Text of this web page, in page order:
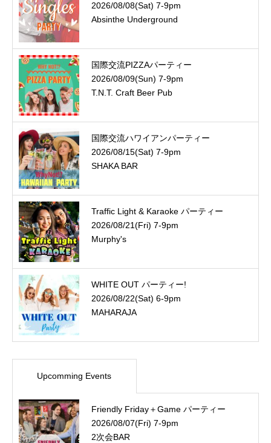
2026/08/08(Sat) 7-9pm
Absinthe Underground
国際交流PIZZAパーティー
2026/08/09(Sun) 7-9pm
T.N.T. Craft Beer Pub
国際交流ハワイアンパーティー
2026/08/15(Sat) 7-9pm
SHAKA BAR
Traffic Light & Karaoke パーティー
2026/08/21(Fri) 7-9pm
Murphy's
WHITE OUT パーティー!
2026/08/22(Sat) 6-9pm
MAHARAJA
Upcomming Events
Friendly Friday＋Game パーティー
2026/08/07(Fri) 7-9pm
2次会BAR